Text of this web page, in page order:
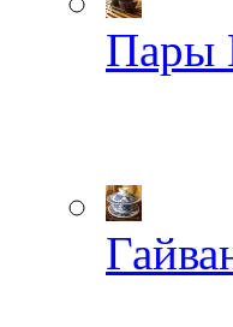
Пары